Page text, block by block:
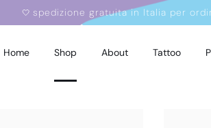
🤍 spedizione gratuita in Italia per
Home Shop About Tattoo